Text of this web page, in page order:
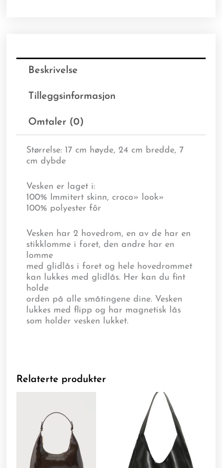
Beskrivelse
Tilleggsinformasjon
Omtaler (0)
Størrelse: 17 cm høyde, 24 cm bredde, 7
cm dybde
Vesken er laget i:
100% Immitert skinn, croco» look»
100% polyester fôr
Vesken har 2 hovedrom, en av de har en
stikklomme i foret, den andre har en
lomme
med glidlås i foret og hele hovedrommet
kan lukkes med glidlås. Her kan du fint
holde
orden på alle småtingene dine. Vesken
lukkes med flipp og har magnetisk lås
som holder vesken lukket.
Relaterte produkter